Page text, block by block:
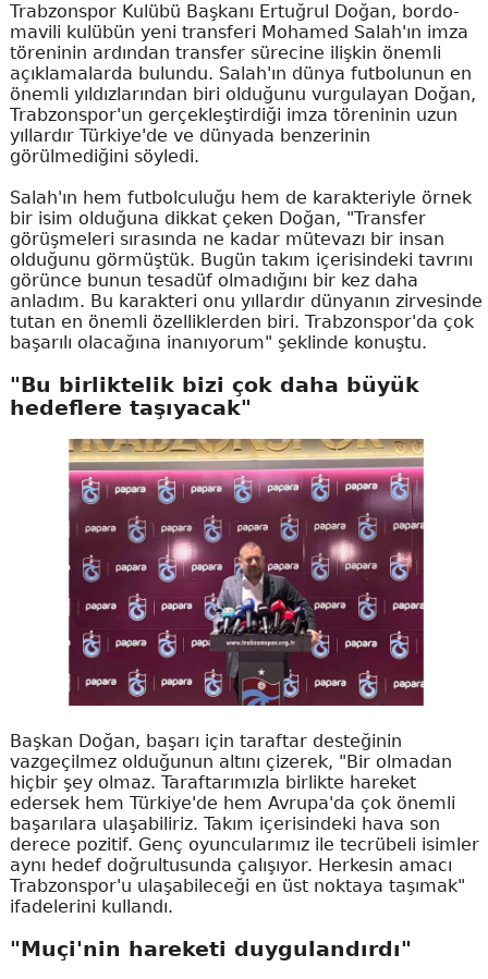
Trabzonspor Kulübü Başkanı Ertuğrul Doğan, bordo-
mavili kulübün yeni transferi Mohamed Salah'ın imza
töreninin ardından transfer sürecine ilişkin önemli
açıklamalarda bulundu. Salah'ın dünya futbolunun en
önemli yıldızlarından biri olduğunu vurgulayan Doğan,
Trabzonspor'un gerçekleştirdiği imza töreninin uzun
yıllardır Türkiye'de ve dünyada benzerinin
görülmediğini söyledi.
Salah'ın hem futbolculuğu hem de karakteriyle örnek
bir isim olduğuna dikkat çeken Doğan, "Transfer
görüşmeleri sırasında ne kadar mütevazı bir insan
olduğunu görmüştük. Bugün takım içerisindeki tavrını
görünce bunun tesadüf olmadığını bir kez daha
anladım. Bu karakteri onu yıllardır dünyanın zirvesinde
tutan en önemli özelliklerden biri. Trabzonspor'da çok
başarılı olacağına inanıyorum" şeklinde konuştu.
"Bu birliktelik bizi çok daha büyük
hedeflere taşıyacak"
Başkan Doğan, başarı için taraftar desteğinin
vazgeçilmez olduğunun altını çizerek, "Bir olmadan
hiçbir şey olmaz. Taraftarımızla birlikte hareket
edersek hem Türkiye'de hem Avrupa'da çok önemli
başarılara ulaşabiliriz. Takım içerisindeki hava son
derece pozitif. Genç oyuncularımız ile tecrübeli isimler
aynı hedef doğrultusunda çalışıyor. Herkesin amacı
Trabzonspor'u ulaşabileceği en üst noktaya taşımak"
ifadelerini kullandı.
"Muçi'nin hareketi duygulandırdı"